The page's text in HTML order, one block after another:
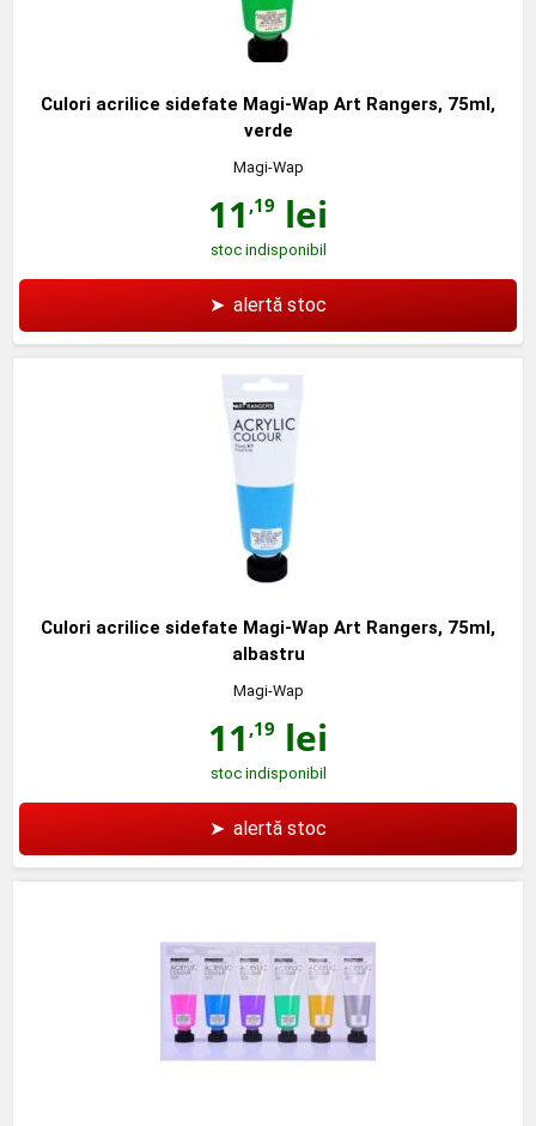
Culori acrilice sidefate Magi-Wap Art Rangers, 75ml,
verde
Magi-Wap
11 ,19 lei
stoc indisponibil
➤ alertă stoc
Culori acrilice sidefate Magi-Wap Art Rangers, 75ml,
albastru
Magi-Wap
11 ,19 lei
stoc indisponibil
➤ alertă stoc